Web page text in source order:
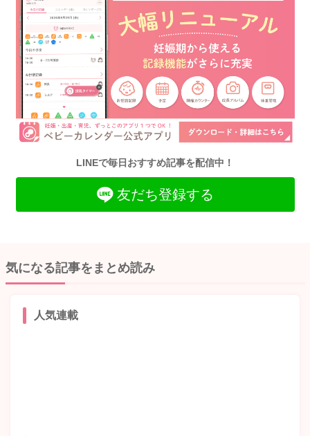
LINEで毎日おすすめ記事を配信中！
友だち登録する
気になる記事をまとめ読み
人気連載